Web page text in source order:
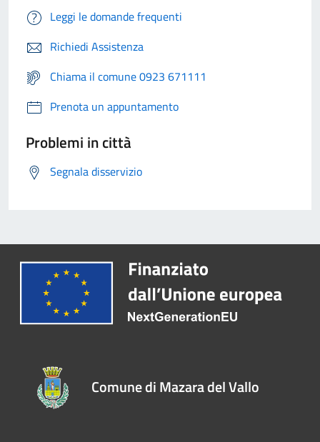
Leggi le domande frequenti
Richiedi Assistenza
Chiama il comune 0923 671111
Prenota un appuntamento
Problemi in città
Segnala disservizio
Comune di Mazara del Vallo